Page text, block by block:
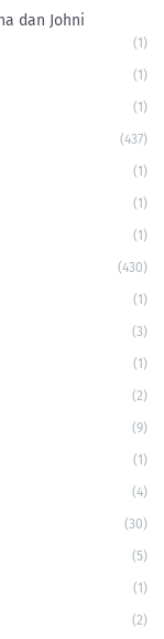
dan Johni
(1)
(1)
(1)
(437)
(1)
(1)
(1)
(430)
(1)
(3)
(1)
(2)
(9)
(1)
(4)
(30)
(5)
(1)
(2)